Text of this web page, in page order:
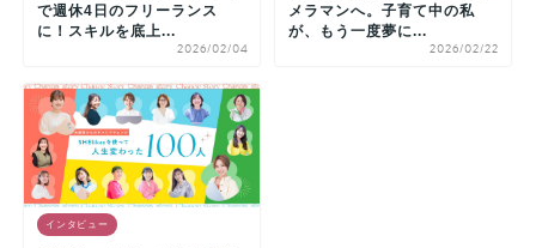
で週休4日のフリーランス
に！スキルを底上...
2026/02/04
メラマンへ。子育て中の私
が、もう一度夢に...
2026/02/22
インタビュー